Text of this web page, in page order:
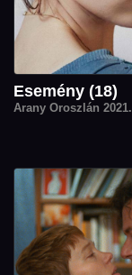
Esemény (18)
Arany Oroszlán 2021.